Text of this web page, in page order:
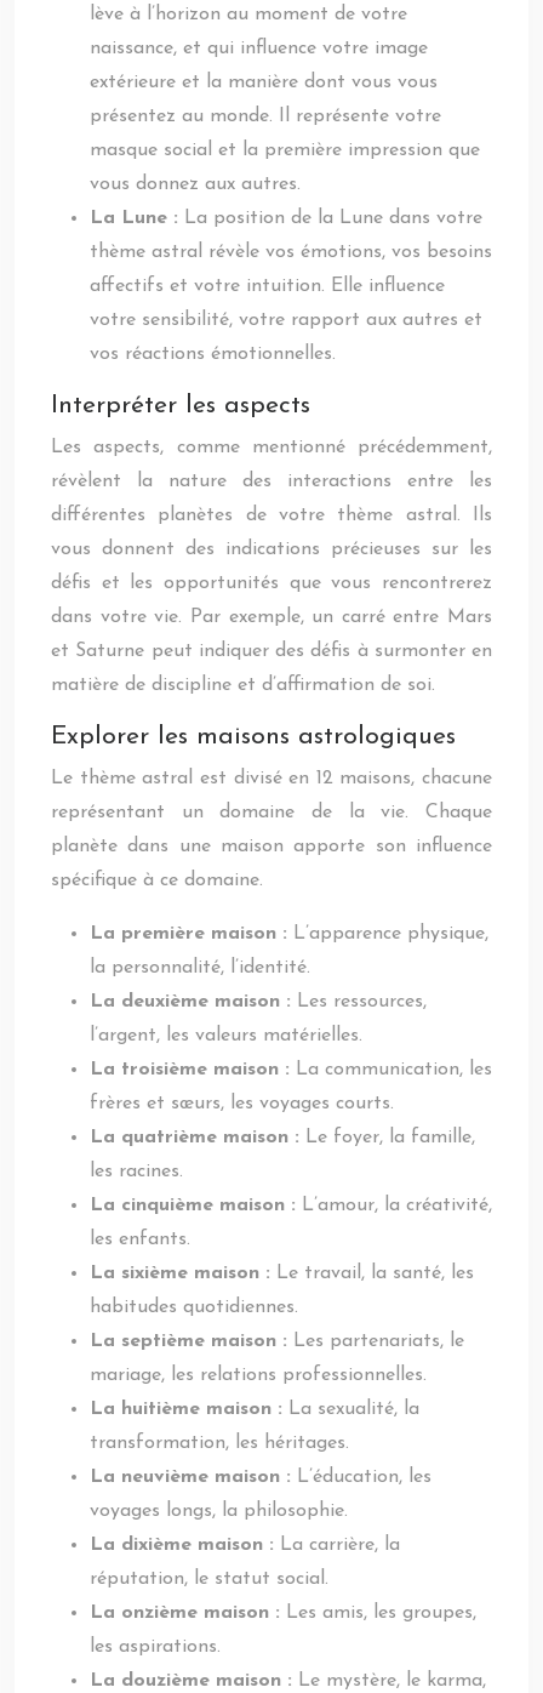
lève à l’horizon au moment de votre
naissance, et qui influence votre image
extérieure et la manière dont vous vous
présentez au monde. Il représente votre
masque social et la première impression que
vous donnez aux autres.
La Lune : La position de la Lune dans votre
thème astral révèle vos émotions, vos besoins
affectifs et votre intuition. Elle influence
votre sensibilité, votre rapport aux autres et
vos réactions émotionnelles.
Interpréter les aspects
Les aspects, comme mentionné précédemment,
révèlent la nature des interactions entre les
différentes planètes de votre thème astral. Ils
vous donnent des indications précieuses sur les
défis et les opportunités que vous rencontrerez
dans votre vie. Par exemple, un carré entre Mars
et Saturne peut indiquer des défis à surmonter en
matière de discipline et d’affirmation de soi.
Explorer les maisons astrologiques
Le thème astral est divisé en 12 maisons, chacune
représentant un domaine de la vie. Chaque
planète dans une maison apporte son influence
spécifique à ce domaine.
La première maison : L’apparence physique,
la personnalité, l’identité.
La deuxième maison : Les ressources,
l’argent, les valeurs matérielles.
La troisième maison : La communication, les
frères et sœurs, les voyages courts.
La quatrième maison : Le foyer, la famille,
les racines.
La cinquième maison : L’amour, la créativité,
les enfants.
La sixième maison : Le travail, la santé, les
habitudes quotidiennes.
La septième maison : Les partenariats, le
mariage, les relations professionnelles.
La huitième maison : La sexualité, la
transformation, les héritages.
La neuvième maison : L’éducation, les
voyages longs, la philosophie.
La dixième maison : La carrière, la
réputation, le statut social.
La onzième maison : Les amis, les groupes,
les aspirations.
La douzième maison : Le mystère, le karma,